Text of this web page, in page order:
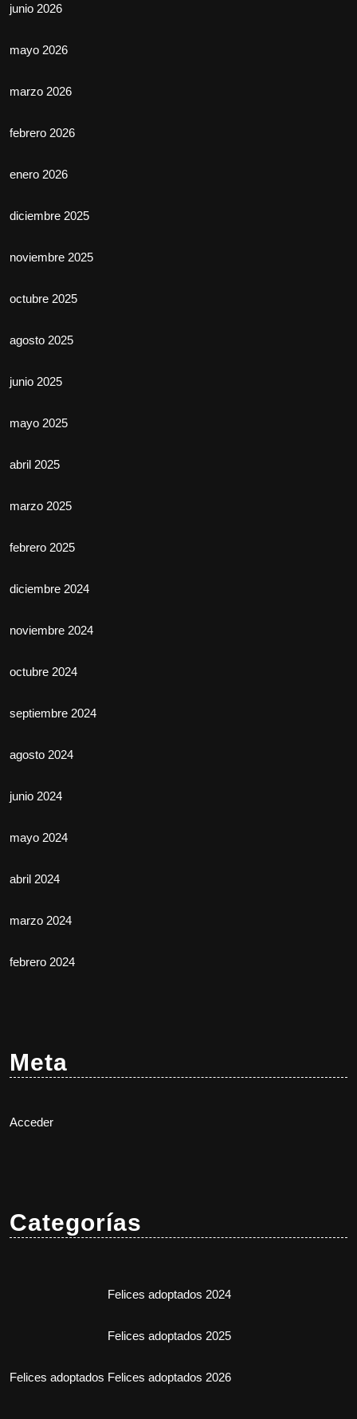
junio 2026
mayo 2026
marzo 2026
febrero 2026
enero 2026
diciembre 2025
noviembre 2025
octubre 2025
agosto 2025
junio 2025
mayo 2025
abril 2025
marzo 2025
febrero 2025
diciembre 2024
noviembre 2024
octubre 2024
septiembre 2024
agosto 2024
junio 2024
mayo 2024
abril 2024
marzo 2024
febrero 2024
Meta
Acceder
Categorías
Felices adoptados
Felices adoptados 2024
Felices adoptados 2025
Felices adoptados 2026